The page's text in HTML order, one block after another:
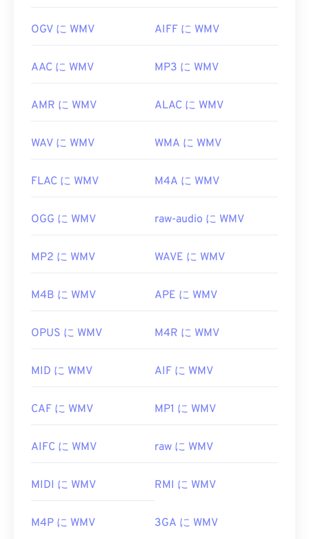
OGV に WMV AIFF に WMV
AAC に WMV MP3 に WMV
AMR に WMV ALAC に WMV
WAV に WMV WMA に WMV
FLAC に WMV M4A に WMV
OGG に WMV raw-audio に WMV
MP2 に WMV WAVE に WMV
M4B に WMV APE に WMV
OPUS に WMV M4R に WMV
MID に WMV AIF に WMV
CAF に WMV MP1 に WMV
AIFC に WMV raw に WMV
MIDI に WMV RMI に WMV
M4P に WMV 3GA に WMV